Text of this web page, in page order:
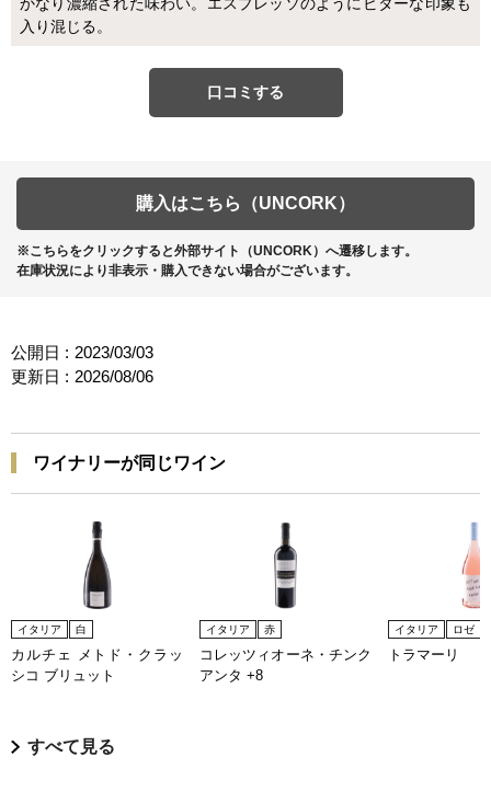
入り混じる。
口コミする
購入はこちら（UNCORK）
※こちらをクリックすると外部サイト（UNCORK）へ遷移します。
在庫状況により非表示・購入できない場合がございます。
公開日 : 2023/03/03
更新日 : 2026/08/06
ワイナリーが同じワイン
イタリア 白
カルチェ メトド・クラッ
シコ ブリュット
イタリア 赤
コレッツィオーネ・チンク
アンタ +8
イタリア ロゼ
トラマーリ
すべて見る